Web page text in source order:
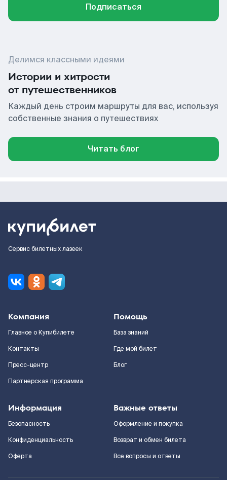
Подписаться
Делимся классными идеями
Истории и хитрости
от путешественников
Каждый день строим маршруты для вас, используя
собственные знания о путешествиях
Читать блог
Сервис билетных лазеек
Компания
Главное о Купибилете
Контакты
Пресс-центр
Партнерская программа
Помощь
База знаний
Где мой билет
Блог
Информация
Безопасность
Конфиденциальность
Оферта
Важные ответы
Оформление и покупка
Возврат и обмен билета
Все вопросы и ответы